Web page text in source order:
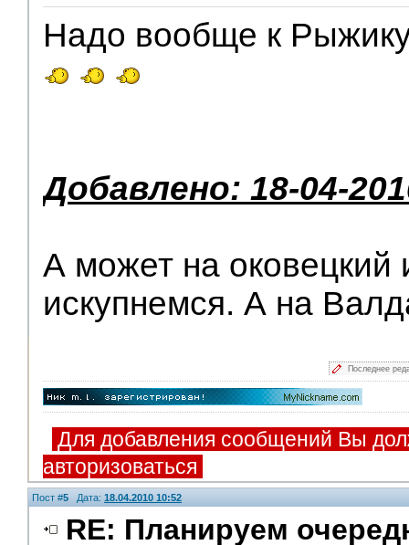
Надо вообще к Рыжику
Добавлено: 18-04-
А может на оковецкий
искупнемся. А на
Последнее
Для добавления сообщений Вы
авторизоваться
Пост #5 Дата: 18.04.2010 10:52
RE: Планируем